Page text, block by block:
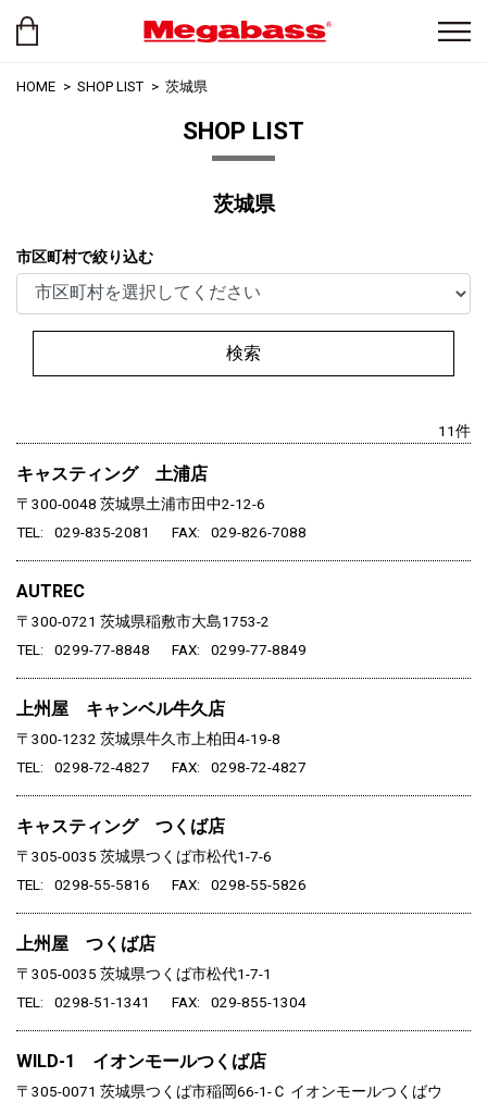
HOME SHOP LIST 茨城県
SHOP LIST
茨城県
市区町村で絞り込む
検索
11件
キャスティング 土浦店
〒300-0048 茨城県土浦市田中2-12-6
TEL
029-835-2081 FAX 029-826-7088
AUTREC
〒300-0721 茨城県稲敷市大島1753-2
TEL
0299-77-8848 FAX 0299-77-8849
上州屋 キャンベル牛久店
〒300-1232 茨城県牛久市上柏田4-19-8
TEL
0298-72-4827 FAX 0298-72-4827
キャスティング つくば店
〒305-0035 茨城県つくば市松代1-7-6
TEL
0298-55-5816 FAX 0298-55-5826
上州屋 つくば店
〒305-0035 茨城県つくば市松代1-7-1
TEL
0298-51-1341 FAX 029-855-1304
WILD-1 イオンモールつくば店
〒305-0071 茨城県つくば市稲岡66-1-Ｃ イオンモールつくばウ